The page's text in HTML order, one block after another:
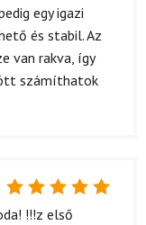
egy igazi
és stabil. Az
van rakva, így
számíthatok
Értékelés:
!!!z első